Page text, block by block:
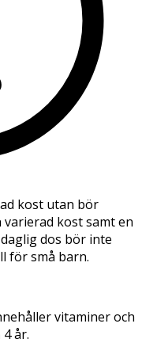
kost utan bör
kost samt en
dos bör inte
för små barn.
vitaminer och
år.